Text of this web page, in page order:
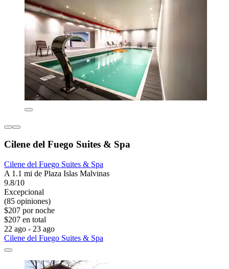
Cilene del Fuego Suites & Spa
Cilene del Fuego Suites & Spa
A 1.1 mi de Plaza Islas Malvinas
9.8/10
Excepcional
(85 opiniones)
$207 por noche
$207 en total
22 ago - 23 ago
Cilene del Fuego Suites & Spa